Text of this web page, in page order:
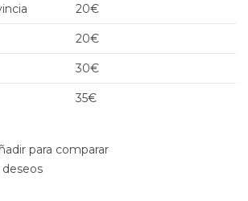
20€
20€
30€
35€
para comparar
deseos